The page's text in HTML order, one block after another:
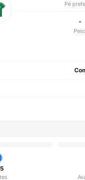
Pé
-